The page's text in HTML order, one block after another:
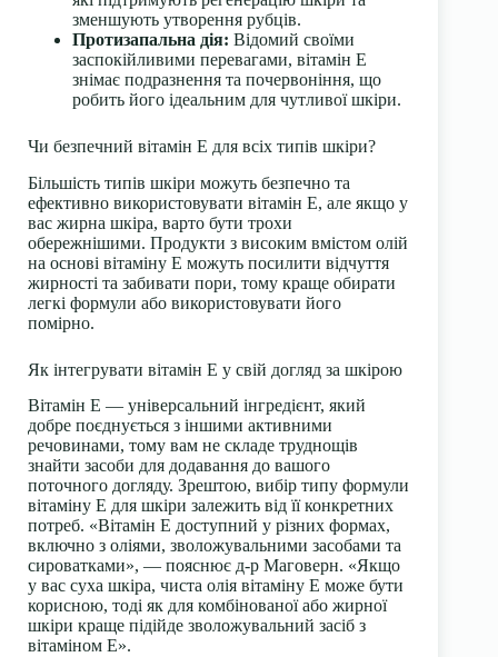
зменшують утворення рубців.
Протизапальна дія: Відомий своїми
заспокійливими перевагами, вітамін Е
знімає подразнення та почервоніння, що
робить його ідеальним для чутливої шкіри.
Чи безпечний вітамін Е для всіх типів шкіри?
Більшість типів шкіри можуть безпечно та
ефективно використовувати вітамін Е, але якщо у
вас жирна шкіра, варто бути трохи
обережнішими. Продукти з високим вмістом олій
на основі вітаміну Е можуть посилити відчуття
жирності та забивати пори, тому краще обирати
легкі формули або використовувати його
помірно.
Як інтегрувати вітамін Е у свій догляд за шкірою
Вітамін Е — універсальний інгредієнт, який
добре поєднується з іншими активними
речовинами, тому вам не складе труднощів
знайти засоби для додавання до вашого
поточного догляду. Зрештою, вибір типу формули
вітаміну Е для шкіри залежить від її конкретних
потреб. «Вітамін Е доступний у різних формах,
включно з оліями, зволожувальними засобами та
сироватками», — пояснює д-р Маговерн. «Якщо
у вас суха шкіра, чиста олія вітаміну Е може бути
корисною, тоді як для комбінованої або жирної
шкіри краще підійде зволожувальний засіб з
вітаміном Е».